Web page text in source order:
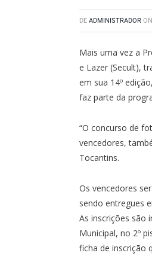
DE ADMINISTRADOR ON
Mais uma vez a
e Lazer (Secult),
em sua 14º
faz parte da
“O concurso de
vencedores,
Tocantins.
Os vencedores
sendo entregues
As inscrições são
Municipal, no 2º
ficha de inscrição